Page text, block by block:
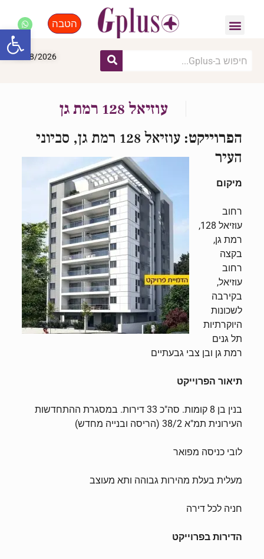
הטבה
10/08/2026
עוזיאל 128 רמת גן
הפרוייקט:
עוזיאל 128 רמת גן, סביוני
העיר
מיקום
רחוב
עוזיאל 128,
רמת גן,
בקצה
רחוב
עוזיאל,
בקירבה
לשכונות
היוקרתיות
תל גנים
רמת גן ובן צבי גבעתיים
תיאור הפרוייקט
בנין בן 8 קומות. סה"כ 33 דירות. במסגרת ההתחדשות
העירונית תמ"א 38/2 (הריסה ובנייה מחדש)
לובי כניסה מפואר
מעלית בעלת מהירות גבוהה ותא מעוצב​
​חניה לכל דירה​
הדירות בפרוייקט
פתח